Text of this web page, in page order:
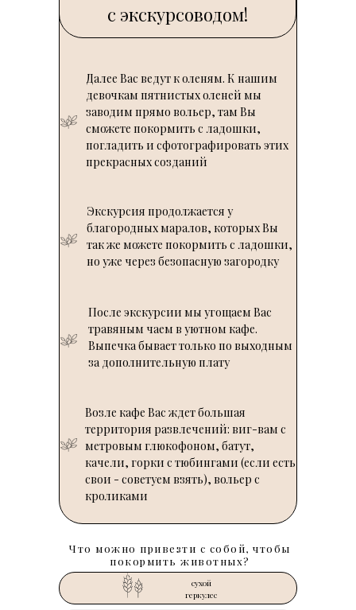
Далее Вас ведут к оленям. К нашим
девочкам пятнистых оленей мы
заводим прямо вольер, там Вы
сможете покормить с ладошки,
погладить и сфотографировать этих
прекрасных созданий
Экскурсия продолжается у
благородных маралов, которых Вы
так же можете покормить с ладошки,
но уже через безопасную загородку
После экскурсии мы угощаем Вас
травяным чаем в уютном кафе.
Выпечка бывает только по выходным
за дополнительную плату
Возле кафе Вас ждет большая
территория развлечений: виг-вам с
метровым глюкофоном, батут,
качели, горки с тюбингами (если есть
свои - советуем взять), вольер с
кроликами
с экскурсоводом!
Что можно привезти с собой, чтобы
покормить животных?
LET'S GO!
сухой
геркулес